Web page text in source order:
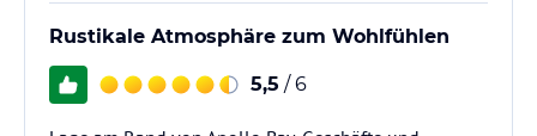
Rustikale Atmosphäre zum Wohlfühlen
5,5 / 6